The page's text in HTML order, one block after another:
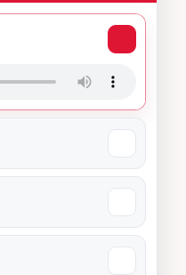
su tercera
con nuevo horario
llevará el